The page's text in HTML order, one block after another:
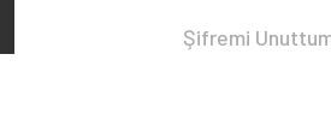
Şifremi